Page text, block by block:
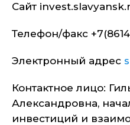
Сайт
Телефон/факс
Электронный адрес
Контактное лицо:
Александровна,
инвестиций и